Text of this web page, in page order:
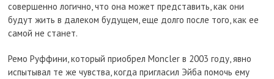
совершенно логично, что она может представить, как они
будут жить в далеком будущем, еще долго после того, как ее
самой не станет.
Ремо Руффини, который приобрел Moncler в 2003 году, явно
испытывал те же чувства, когда пригласил Эйба помочь ему